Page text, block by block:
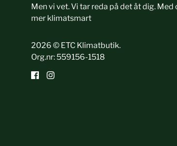
Men vi vet. Vi tar reda på det åt dig. Med
mer klimatsmart
2026 © ETC Klimatbutik.
Org.nr: 559156-1518